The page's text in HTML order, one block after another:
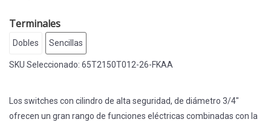
Terminales
Dobles Sencillas
SKU Seleccionado: 65T2150T012-26-FKAA
Los switches con cilindro de alta seguridad, de diámetro 3/4"
ofrecen un gran rango de funciones eléctricas combinadas con la